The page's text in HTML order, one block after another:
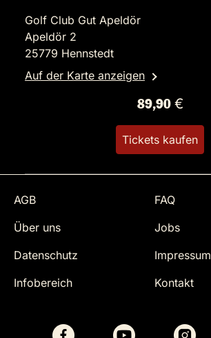
Golf Club Gut Apeldör
Apeldör 2
25779 Hennstedt
Auf der Karte anzeigen
89,90 €
Tickets kaufen
AGB
FAQ
Über uns
Jobs
Datenschutz
Impressum
Infobereich
Kontakt